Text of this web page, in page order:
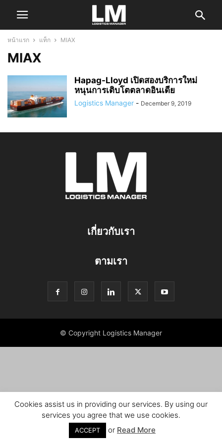
หน้าแรก แท็ก MIAX
MIAX
Hapag-Lloyd เปิดสองบริการใหม่
หนุนการเติบโตตลาดอินเดีย
Logistics Manager - December 9, 2019
เกี่ยวกับเรา
ตามเรา
© Copyright Logistics Manager
Cookies assist us in providing our services. By using our
services you agree that we use cookies.
ACCEPT or Read More